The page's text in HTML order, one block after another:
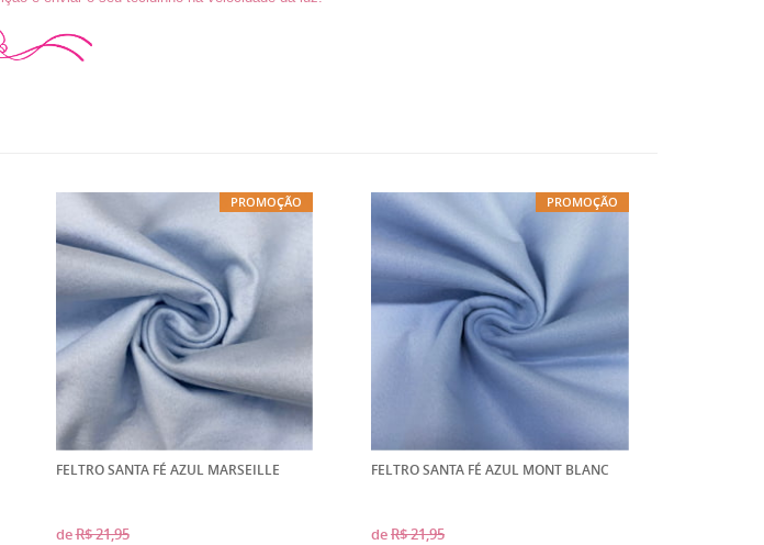
PROMOÇÃO
FELTRO SANTA FÉ AZUL MARSEILLE
deR$ 21,95
PROMOÇÃO
FELTRO SANTA FÉ AZUL MONT BLANC
deR$ 21,95